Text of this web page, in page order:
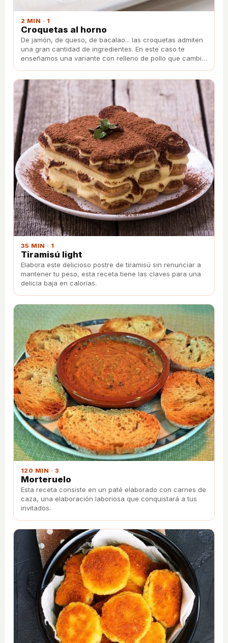
2 MIN · 1
Croquetas al horno
De jamón, de queso, de bacalao... las croquetas admiten
una gran cantidad de ingredientes. En este caso te
enseñamos una variante con relleno de pollo que cambia
35 MIN · 1
Tiramisú light
Elabora este delicioso postre de tiramisú sin renunciar a
mantener tu peso, esta receta tiene las claves para una
delicia baja en calorías.
120 MIN · 3
Morteruelo
Esta receta consiste en un paté elaborado con carnes de
caza, una elaboración laboriosa que conquistará a tus
invitados.